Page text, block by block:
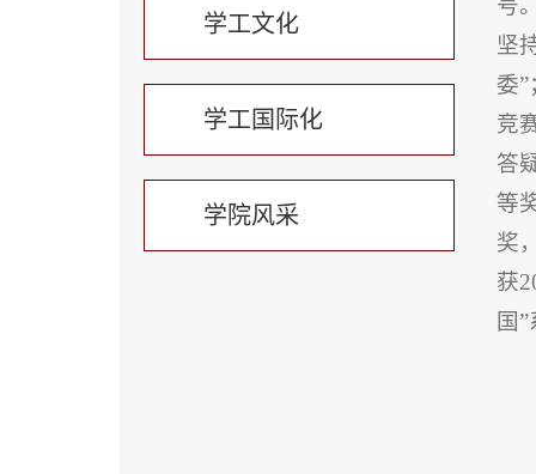
学工文化
学工国际化
学院风采
号
坚
委
竞
答
等
奖
获
国